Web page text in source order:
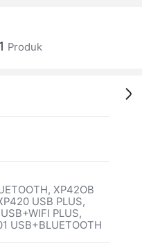
Produk
XP42OB
USB PLUS,
PLUS,
USB+BLUETOOTH